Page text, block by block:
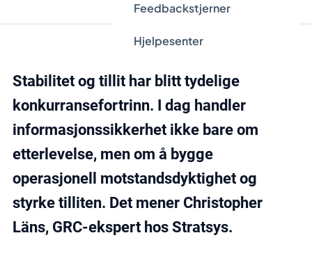
Feedbackstjerner
Hjelpesenter
Stabilitet og tillit har blitt tydelige
konkurransefortrinn. I dag handler
informasjonssikkerhet ikke bare om
etterlevelse, men om å bygge
operasjonell motstandsdyktighet og
styrke tilliten. Det mener Christopher
Läns, GRC-ekspert hos Stratsys.